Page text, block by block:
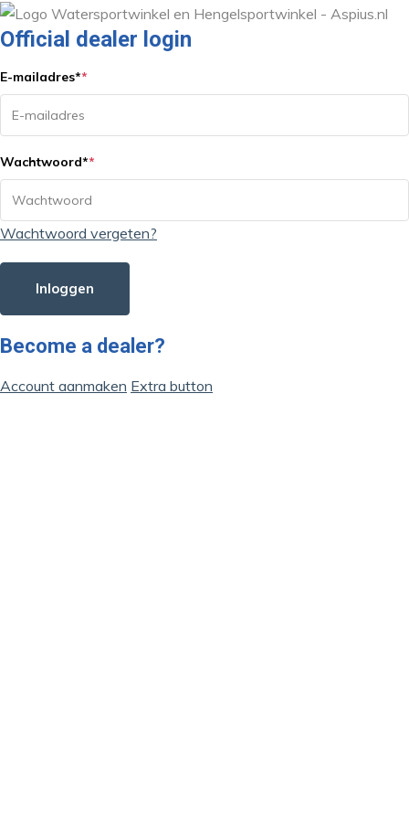
Official dealer login
E-mailadres**
Wachtwoord**
Wachtwoord vergeten?
Inloggen
Become a dealer?
Account aanmaken Extra button